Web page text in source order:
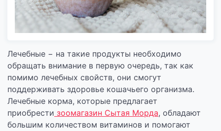
Лечебные − на такие продукты необходимо
обращать внимание в первую очередь, так как
помимо лечебных свойств, они смогут
поддерживать здоровье кошачьего организма.
Лечебные корма, которые предлагает
приобрести зоомагазин Сытая Морда, обладают
большим количеством витаминов и помогают